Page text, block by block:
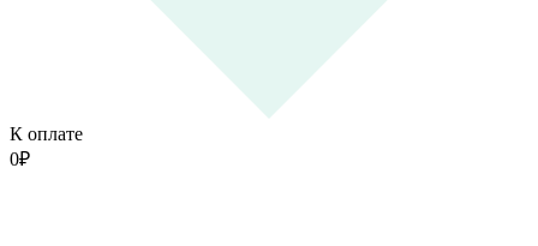
К оплате
0₽